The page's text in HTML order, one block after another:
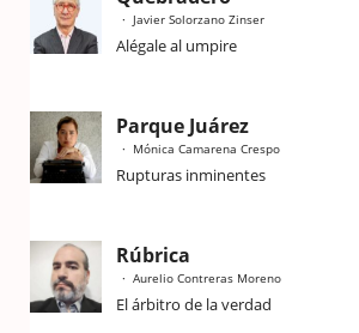
Javier Solorzano Zinser
Alégale al umpire
Parque Juárez
Mónica Camarena Crespo
Rupturas inminentes
Rúbrica
Aurelio Contreras Moreno
El árbitro de la verdad